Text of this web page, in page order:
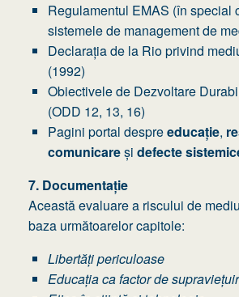
Regulamentul EMAS (în special
sistemele de management de
Declarația de la Rio privind
(1992)
Obiectivele de Dezvoltare
(ODD 12, 13, 16)
Pagini portal despreeducație,
comunicareși defecte
7. Documentație
Această evaluare a riscului de
baza următoarelor capitole:
Libertăți periculoase
Educația ca factor de